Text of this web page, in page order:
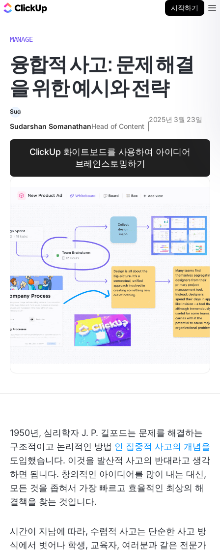
시작하기
MANAGE
융합적 사고: 문제 해결
을 위한 예시와 전략
Sudarshan SomanathanHead of Content
2025년 3월 23일
ClickUp 화이트보드를 사용하여 아이디어
브레인스토밍하기
1950년, 심리학자 J. P. 길포드는 문제를 해결하는
구조적이고 논리적인 방법 인 집중적 사고의 개념을
도입했습니다. 이것을 발산적 사고의 반대라고 생각
하면 됩니다. 창의적인 아이디어를 많이 내는 대신,
모든 것을 좁혀서 가장 빠르고 효율적인 최상의 해
결책을 찾는 것입니다.
시간이 지남에 따라, 수렴적 사고는 단순한 사고 방
식에서 벗어나 학생, 교육자, 여러분과 같은 전문가